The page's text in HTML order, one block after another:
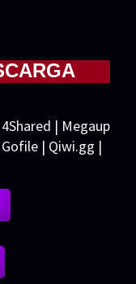
| Megaup
| Qiwi.gg |